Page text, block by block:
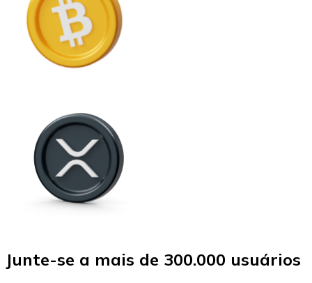
Junte-se a mais de 300.000 usuários